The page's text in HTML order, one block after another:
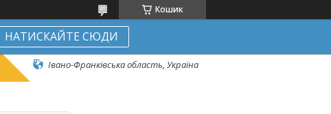
Кошик
НАТИСКАЙТЕ СЮДИ
Івано-Франківська область, Україна